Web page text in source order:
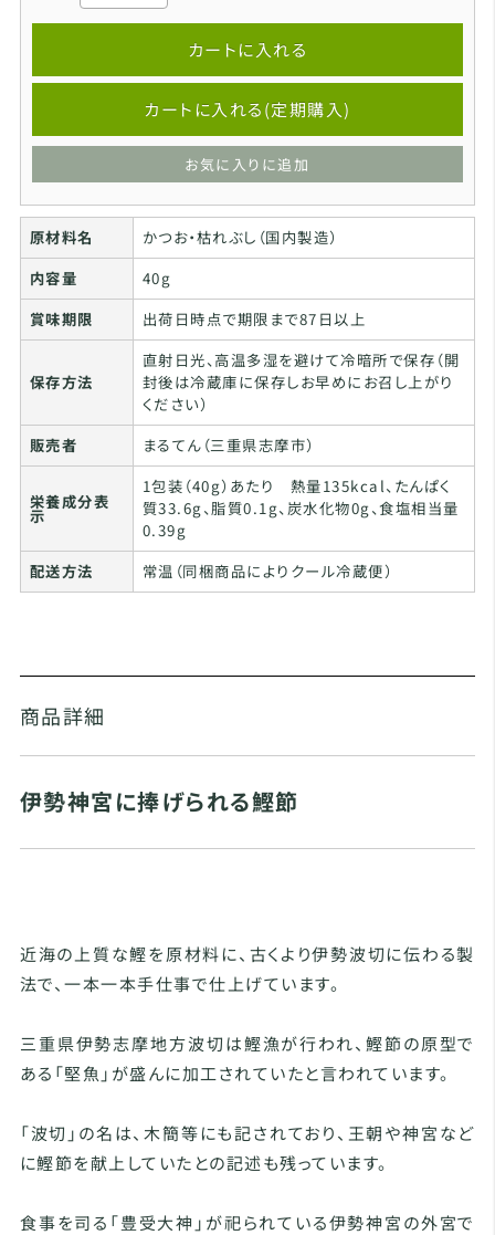
カートに入れる
カートに入れる(定期購入)
お気に入りに追加
原材料名
かつお・枯れぶし（国内製造）
内容量
40g
賞味期限
出荷日時点で期限まで87日以上
保存方法
直射日光、高温多湿を避けて冷暗所で保存（開
封後は冷蔵庫に保存しお早めにお召し上がり
ください）
販売者
まるてん（三重県志摩市）
栄養成分表
示
1包装（40g）あたり 熱量135kcal、たんぱく
質33.6g、脂質0.1g、炭水化物0g、食塩相当量
0.39g
配送方法
常温（同梱商品によりクール冷蔵便）
商品詳細
伊勢神宮に捧げられる鰹節
近海の上質な鰹を原材料に、古くより伊勢波切に伝わる製
法で、一本一本手仕事で仕上げています。
三重県伊勢志摩地方波切は鰹漁が行われ、鰹節の原型で
ある「堅魚」が盛んに加工されていたと言われています。
「波切」の名は、木簡等にも記されており、王朝や神宮など
に鰹節を献上していたとの記述も残っています。
食事を司る「豊受大神」が祀られている伊勢神宮の外宮で